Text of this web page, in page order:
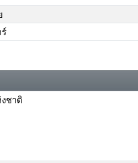
ชาติ